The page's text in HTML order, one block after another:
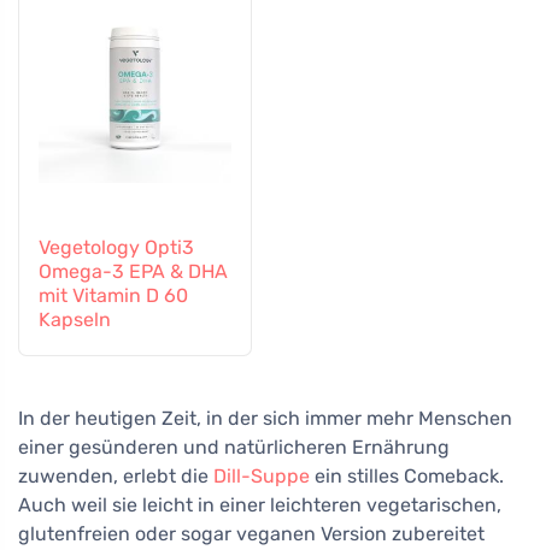
Vegetology Opti3
Omega-3 EPA & DHA
mit Vitamin D 60
Kapseln
In der heutigen Zeit, in der sich immer mehr Menschen
einer gesünderen und natürlicheren Ernährung
zuwenden, erlebt die Dill-Suppe ein stilles Comeback.
Auch weil sie leicht in einer leichteren vegetarischen,
glutenfreien oder sogar veganen Version zubereitet